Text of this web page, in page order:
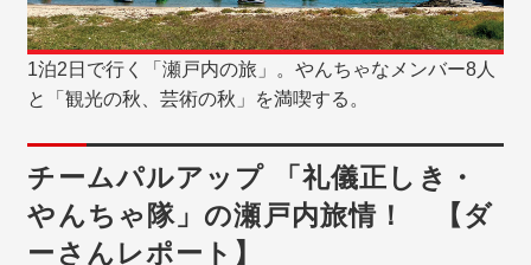
1泊2日で行く「瀬戸内の旅」。やんちゃなメンバー8人
と「観光の秋、芸術の秋」を満喫する。
チームパルアップ 「礼儀正しき・
やんちゃ隊」の瀬戸内旅情！ 【ダ
ーさんレポート】